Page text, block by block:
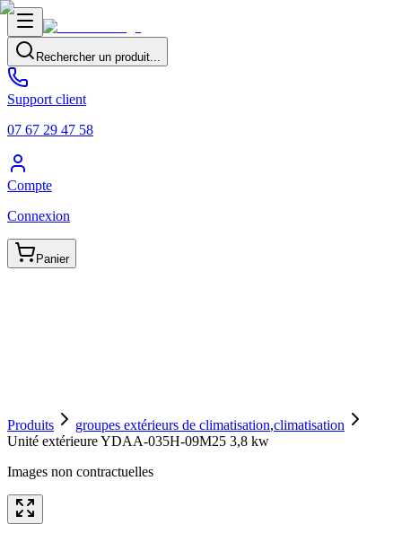
Rechercher un produit...
Support client
07 67 29 47 58
Compte
Connexion
Panier
Produits groupes extérieurs de climatisation,climatisation
Unité extérieure YDAA-035H-09M25 3,8 kw
Images non contractuelles